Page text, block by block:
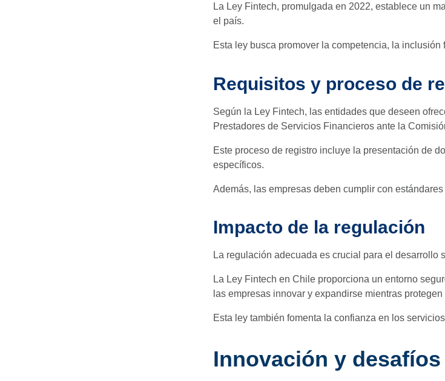
La Ley Fintech, promulgada en 2022, establece un
el país.
Esta ley busca promover la competencia, la
Requisitos y proceso de
Según la Ley Fintech, las entidades que deseen
Prestadores de Servicios Financieros ante la
Este proceso de registro incluye la presentación de
específicos.
Además, las empresas deben cumplir con
Impacto de la regulación
La regulación adecuada es crucial para el desarrollo
La Ley Fintech en Chile proporciona un entorno
las empresas innovar y expandirse mientras
Esta ley también fomenta la confianza en los
Innovación y